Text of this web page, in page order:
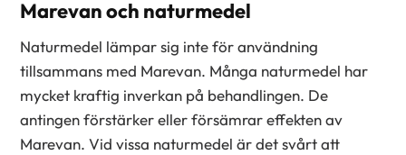
Marevan och naturmedel
Naturmedel lämpar sig inte för användning
tillsammans med Marevan. Många naturmedel har
mycket kraftig inverkan på behandlingen. De
antingen förstärker eller försämrar effekten av
Marevan. Vid vissa naturmedel är det svårt att